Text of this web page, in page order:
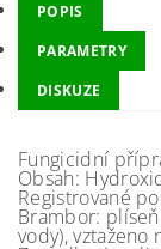
POPIS
PARAMETRY
DISKUZE
Fungicidní
Obsah:
Registrované
Brambor:
vody), vztaženo